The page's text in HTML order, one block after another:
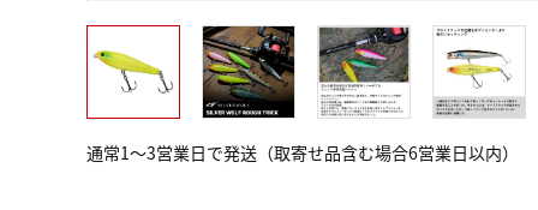
通常1～3営業日で発送（取寄せ品含む場合6営業日以内）